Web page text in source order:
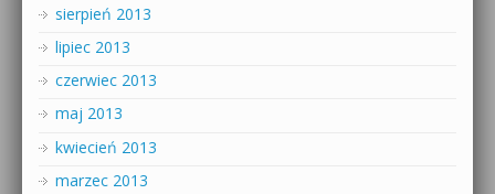
sierpień 2013
lipiec 2013
czerwiec 2013
maj 2013
kwiecień 2013
marzec 2013